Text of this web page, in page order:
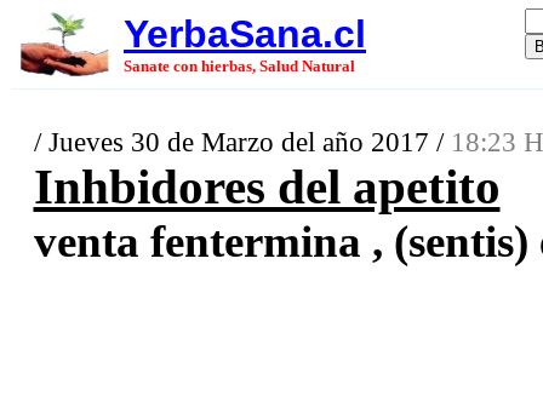
YerbaSana.cl
Sanate con hierbas, Salud Natural
/ Jueves 30 de Marzo del año 2017 / 18:23
Inhbidores del apetito
venta fentermina ,